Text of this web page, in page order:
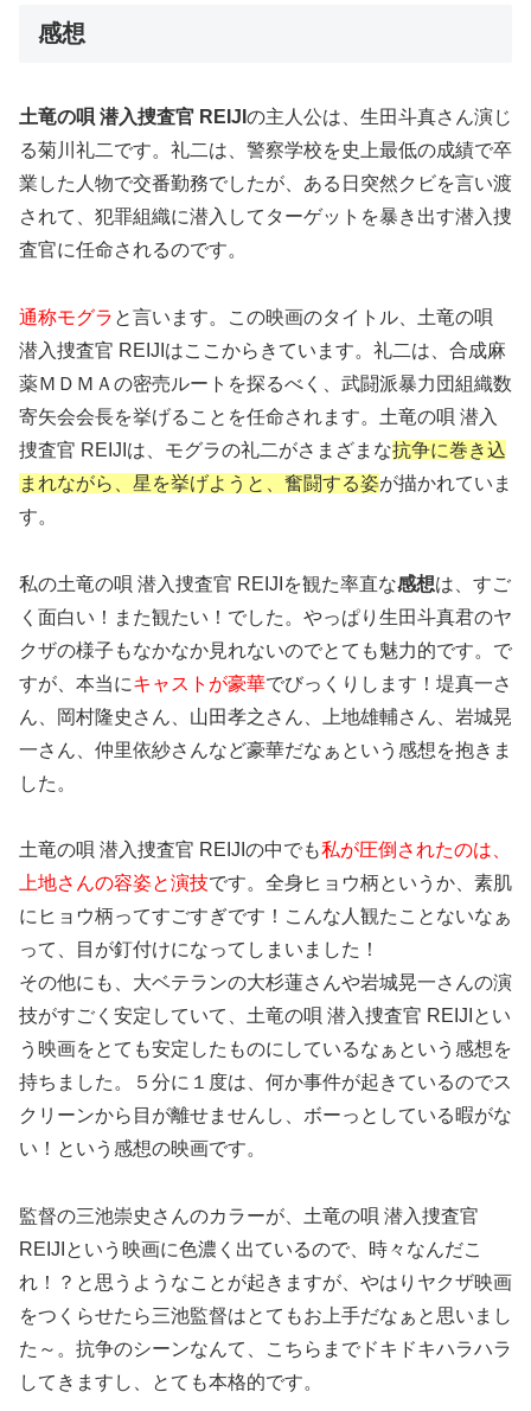
感想
土竜の唄 潜入捜査官 REIJI の主人公は、生田斗真さん演じ
る菊川礼二です。礼二は、警察学校を史上最低の成績で卒
業した人物で交番勤務でしたが、ある日突然クビを言い渡
されて、犯罪組織に潜入してターゲットを暴き出す潜入捜
査官に任命されるのです。
通称モグラ と言います。この映画のタイトル、土竜の唄
潜入捜査官 REIJIはここからきています。礼二は、合成麻
薬ＭＤＭＡの密売ルートを探るべく、武闘派暴力団組織数
寄矢会会長を挙げることを任命されます。土竜の唄 潜入
捜査官 REIJIは、モグラの礼二がさまざまな抗争に巻き込
まれながら、星を挙げようと、奮闘する姿が描かれていま
す。
私の土竜の唄 潜入捜査官 REIJIを観た率直な感想は、すご
く面白い！また観たい！でした。やっぱり生田斗真君のヤ
クザの様子もなかなか見れないのでとても魅力的です。で
すが、本当にキャストが豪華でびっくりします！堤真一さ
ん、岡村隆史さん、山田孝之さん、上地雄輔さん、岩城晃
一さん、仲里依紗さんなど豪華だなぁという感想を抱きま
した。
土竜の唄 潜入捜査官 REIJIの中でも私が圧倒されたのは、
上地さんの容姿と演技です。全身ヒョウ柄というか、素肌
にヒョウ柄ってすごすぎです！こんな人観たことないなぁ
って、目が釘付けになってしまいました！
その他にも、大ベテランの大杉蓮さんや岩城晃一さんの演
技がすごく安定していて、土竜の唄 潜入捜査官 REIJIとい
う映画をとても安定したものにしているなぁという感想を
持ちました。５分に１度は、何か事件が起きているのでス
クリーンから目が離せませんし、ボーっとしている暇がな
い！という感想の映画です。
監督の三池崇史さんのカラーが、土竜の唄 潜入捜査官
REIJIという映画に色濃く出ているので、時々なんだこ
れ！？と思うようなことが起きますが、やはりヤクザ映画
をつくらせたら三池監督はとてもお上手だなぁと思いまし
た～。抗争のシーンなんて、こちらまでドキドキハラハラ
してきますし、とても本格的です。